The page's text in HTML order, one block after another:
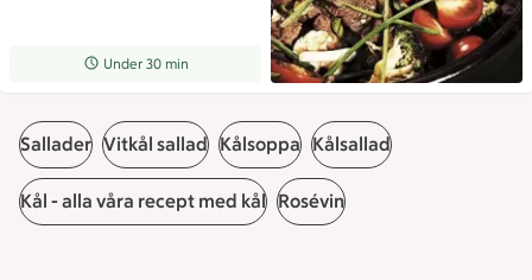
Receptet tar Under 30 min att tillaga
Under 30 min
Sallader Vitkål sallad Kålsoppa Kålsallad
Kål - alla våra recept med kål Rosévin